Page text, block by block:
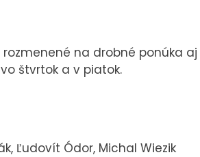
na drobné ponúka aj
štvrtok a v piatok.
Ľudovít Ódor, Michal Wiezik